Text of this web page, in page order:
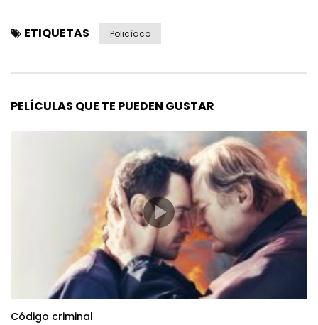
ETIQUETAS Policíaco
PELÍCULAS QUE TE PUEDEN GUSTAR
Código criminal